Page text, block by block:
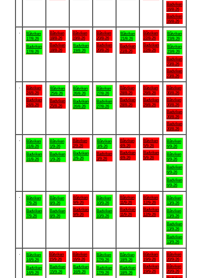
Badviken
16/8-26
Badviken
16/8-26
Båtviken
17/8-26
Badviken
17/8-26
Båtviken
18/8-26
Badviken
18/8-26
Båtviken
19/8-26
Badviken
19/8-26
Båtviken
20/8-26
Badviken
20/8-26
Båtviken
21/8-26
Badviken
21/8-26
Båtviken
22/8-26
Badviken
22/8-26
Båtviken
23/8-26
Båtviken
23/8-26
Badviken
23/8-26
Badviken
23/8-26
Båtviken
24/8-26
Badviken
24/8-26
Båtviken
25/8-26
Badviken
25/8-26
Båtviken
26/8-26
Badviken
26/8-26
Båtviken
27/8-26
Badviken
27/8-26
Båtviken
28/8-26
Badviken
28/8-26
Båtviken
29/8-26
Badviken
29/8-26
Båtviken
30/8-26
Båtviken
30/8-26
Badviken
30/8-26
Badviken
30/8-26
Båtviken
31/8-26
Badviken
31/8-26
Båtviken
1/9-26
Badviken
1/9-26
Båtviken
2/9-26
Badviken
2/9-26
Båtviken
3/9-26
Badviken
3/9-26
Båtviken
4/9-26
Badviken
4/9-26
Båtviken
5/9-26
Badviken
5/9-26
Båtviken
6/9-26
Båtviken
6/9-26
Badviken
6/9-26
Badviken
6/9-26
Båtviken
7/9-26
Badviken
7/9-26
Båtviken
8/9-26
Badviken
8/9-26
Båtviken
9/9-26
Badviken
9/9-26
Båtviken
10/9-26
Badviken
10/9-26
Båtviken
11/9-26
Badviken
11/9-26
Båtviken
12/9-26
Badviken
12/9-26
Båtviken
13/9-26
Båtviken
13/9-26
Badviken
13/9-26
Badviken
13/9-26
Båtviken
14/9-26
Badviken
14/9-26
Båtviken
15/9-26
Badviken
15/9-26
Båtviken
16/9-26
Badviken
16/9-26
Båtviken
17/9-26
Badviken
17/9-26
Båtviken
18/9-26
Badviken
18/9-26
Båtviken
19/9-26
Badviken
19/9-26
Båtviken
20/9-26
Båtviken
20/9-26